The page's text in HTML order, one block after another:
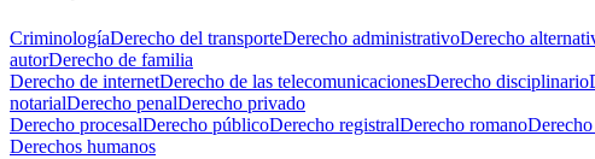
CriminologíaDerecho del transporteDerecho administrativoDerecho
autorDerecho de familia
Derecho de internetDerecho de las telecomunicacionesDerecho disciplinario
notarialDerecho penalDerecho privado
Derecho procesalDerecho públicoDerecho registralDerecho romano
Derechos humanos